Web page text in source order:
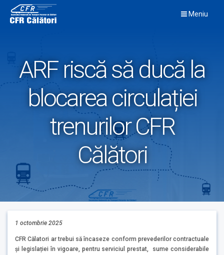
content
Meniu
ARF riscă să ducă la
blocarea circulației
trenurilor CFR
Călători
1 octombrie 2025
CFR Călatori ar trebui să încaseze conform prevederilor contractuale
și legislației în vigoare, pentru serviciul prestat, sume considerabile